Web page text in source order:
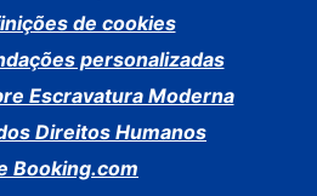
de cookies
personalizadas
Escravatura Moderna
Direitos Humanos
Booking.com